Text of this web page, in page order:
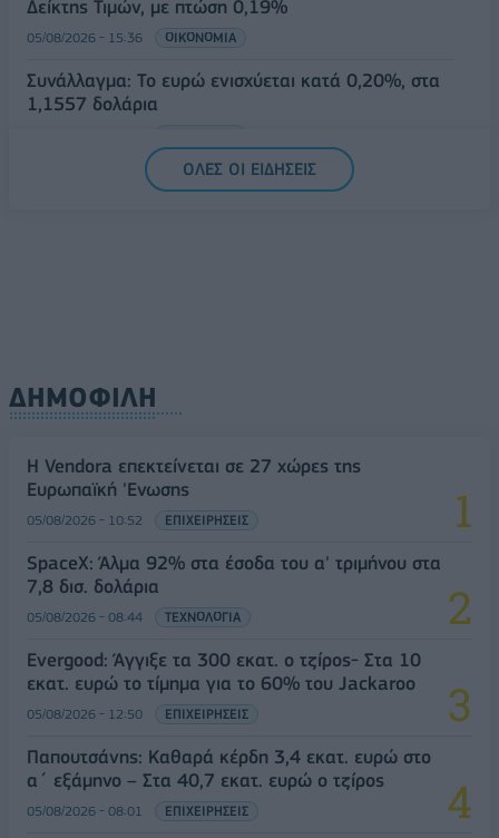
Δείκτης Τιμών, με πτώση 0,19%
05/08/2026 - 15:36 ΟΙΚΟΝΟΜΙΑ
Συνάλλαγμα: Το ευρώ ενισχύεται κατά 0,20%, στα
1,1557 δολάρια
ΟΛΕΣ ΟΙ ΕΙΔΗΣΕΙΣ
ΔΗΜΟΦΙΛΗ
Η Vendora επεκτείνεται σε 27 χώρες της
Ευρωπαϊκή 'Ενωσης
05/08/2026 - 10:52 ΕΠΙΧΕΙΡΗΣΕΙΣ
SpaceX: Άλμα 92% στα έσοδα του α' τριμήνου στα
7,8 δισ. δολάρια
05/08/2026 - 08:44 ΤΕΧΝΟΛΟΓΙΑ
Evergood: Άγγιξε τα 300 εκατ. ο τζίρος- Στα 10
εκατ. ευρώ το τίμημα για το 60% του Jackaroo
05/08/2026 - 12:50 ΕΠΙΧΕΙΡΗΣΕΙΣ
Παπουτσάνης: Καθαρά κέρδη 3,4 εκατ. ευρώ στο
α΄ εξάμηνο – Στα 40,7 εκατ. ευρώ ο τζίρος
05/08/2026 - 08:01 ΕΠΙΧΕΙΡΗΣΕΙΣ